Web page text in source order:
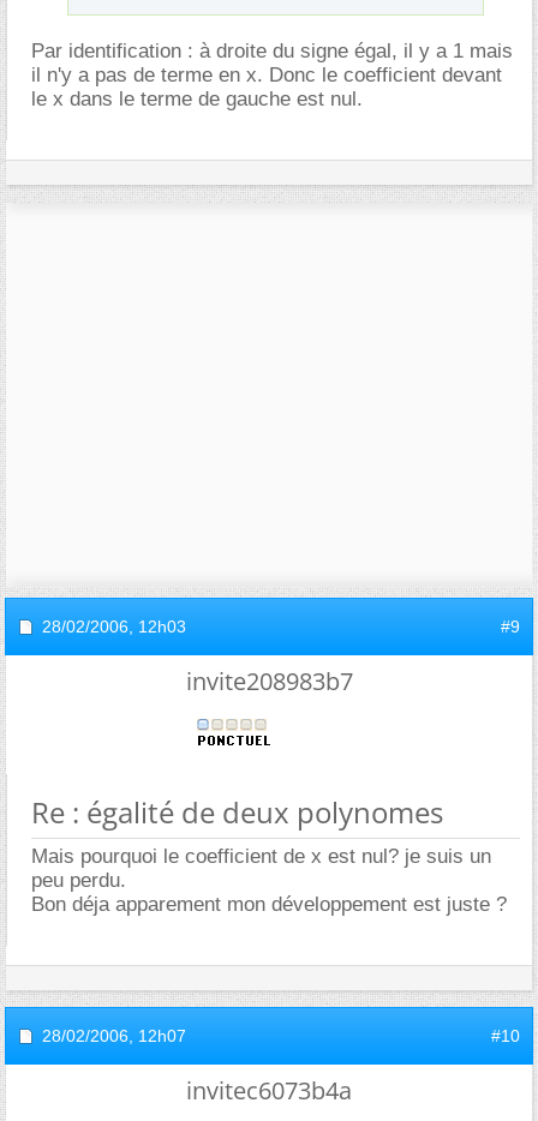
Par identification : à droite du signe égal, il y a 1 mais
il n'y a pas de terme en x. Donc le coefficient devant
le x dans le terme de gauche est nul.
28/02/2006, 12h03 #9
invite208983b7
Re : égalité de deux polynomes
Mais pourquoi le coefficient de x est nul? je suis un
peu perdu.
Bon déja apparement mon développement est juste ?
28/02/2006, 12h07 #10
invitec6073b4a